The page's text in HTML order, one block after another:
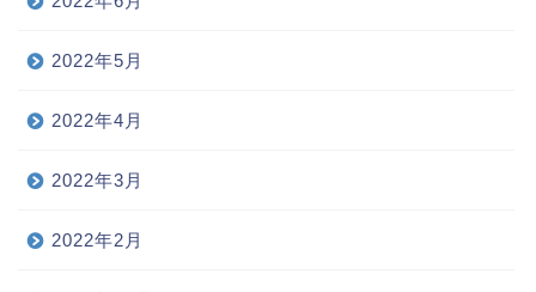
2022年5月
2022年4月
2022年3月
2022年2月